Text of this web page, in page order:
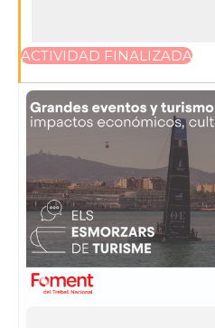
ACTIVIDAD FINALIZADA